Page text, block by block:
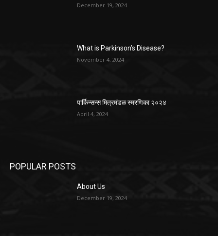
December 19, 2024
What is Parkinson’s Disease?
November 4, 2024
पार्किन्सन्स मित्रमंडळ स्मरणिका २०२४
April 4, 2024
POPULAR POSTS
About Us
December 19, 2024